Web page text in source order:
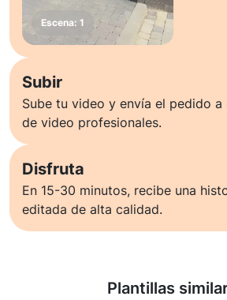
Subir
Sube tu video y envía el pedido
de video profesionales.
Disfruta
En 15-30 minutos, recibe una
editada de alta calidad.
PlantillasSaber más